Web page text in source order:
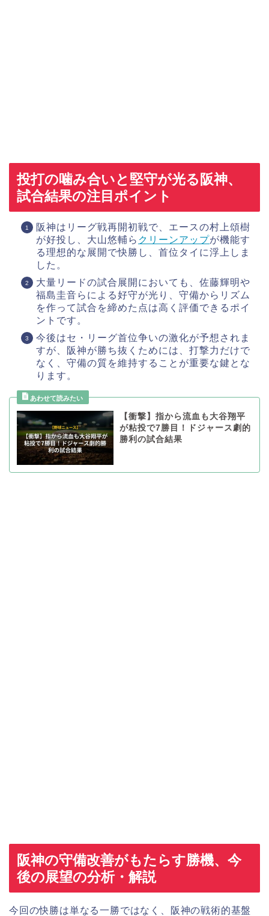
投打の噛み合いと堅守が光る阪神、
試合結果の注目ポイント
阪神はリーグ戦再開初戦で、エースの村上頌樹
が好投し、大山悠輔ら クリーンアップが機能す
る理想的な展開で快勝し、首位タイに浮上しま
した。
大量リードの試合展開においても、佐藤輝明や
福島圭音らによる好守が光り、守備からリズム
を作って試合を締めた点は高く評価できるポイ
ントです。
今後はセ・リーグ首位争いの激化が予想されま
すが、阪神が勝ち抜くためには、打撃力だけで
なく、守備の質を維持することが重要な鍵とな
ります。
【衝撃】指から流血も大谷翔平
が粘投で7勝目！ドジャース劇的
勝利の試合結果
阪神の守備改善がもたらす勝機、今
後の展望の分析・解説
今回の快勝は単なる一勝ではなく、阪神の戦術的基盤